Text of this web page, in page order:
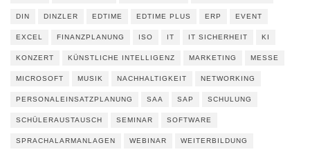
DIN DINZLER EDTIME EDTIME PLUS ERP EVENT
EXCEL FINANZPLANUNG ISO IT IT SICHERHEIT KI
KONZERT KÜNSTLICHE INTELLIGENZ MARKETING MESSE
MICROSOFT MUSIK NACHHALTIGKEIT NETWORKING
PERSONALEINSATZPLANUNG SAA SAP SCHULUNG
SCHÜLERAUSTAUSCH SEMINAR SOFTWARE
SPRACHALARMANLAGEN WEBINAR WEITERBILDUNG